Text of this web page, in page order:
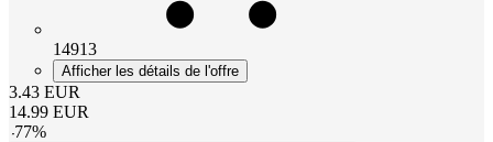
14913
Afficher les détails de l'offre
3.43 EUR
14.99 EUR
-77%